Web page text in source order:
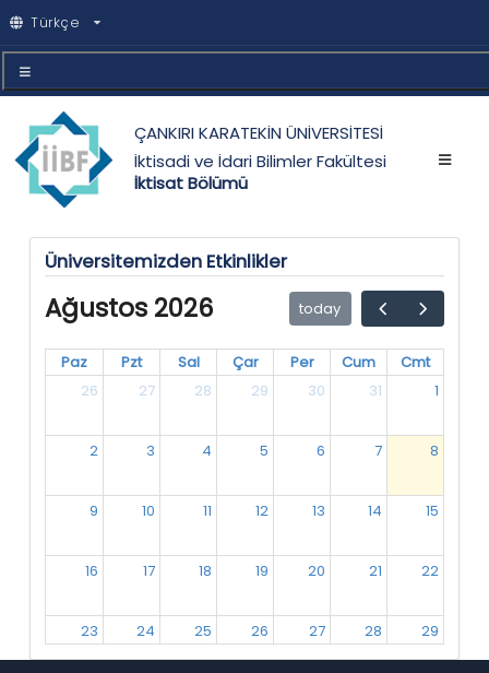
Türkçe
ÇANKIRI KARATEKİN ÜNİVERSİTESİ
İktisadi ve İdari Bilimler Fakültesi
İktisat Bölümü
Üniversitemizden Etkinlikler
Ağustos 2026 today
Paz Pzt Sal Çar Per Cum
Cmt
26
27 28 29 30 31 1
2 3 4 5 6 7 8
9 10 11 12 13 14 15
16 17 18 19 20 21 22
23 24 25 26 27 28 29